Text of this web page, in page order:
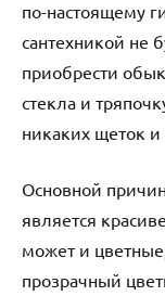
по-настоящему
сантехникой не
приобрести
стекла и
никаких щеток и
Основной
является
может и
прозрачный